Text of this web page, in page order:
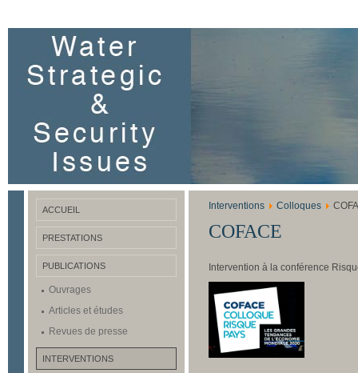
ACCUEIL
PRESTATIONS
PUBLICATIONS
Ouvrages
Articles et études
Revues de presse
INTERVENTIONS
Interventions Colloques
COFACE
Intervention à la conférence